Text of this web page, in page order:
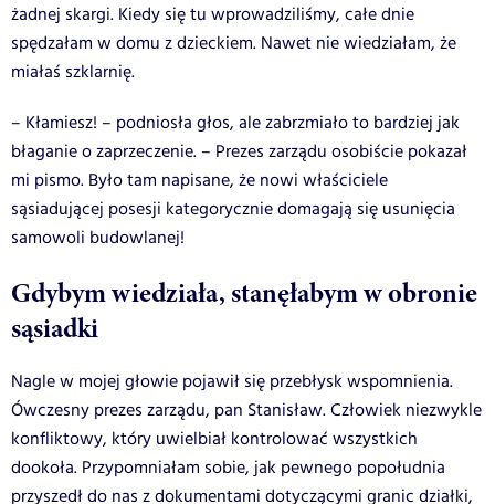
żadnej skargi. Kiedy się tu wprowadziliśmy, całe dnie
spędzałam w domu z dzieckiem. Nawet nie wiedziałam, że
miałaś szklarnię.
– Kłamiesz! – podniosła głos, ale zabrzmiało to bardziej jak
błaganie o zaprzeczenie. – Prezes zarządu osobiście pokazał
mi pismo. Było tam napisane, że nowi właściciele
sąsiadującej posesji kategorycznie domagają się usunięcia
samowoli budowlanej!
Gdybym wiedziała, stanęłabym w obronie
sąsiadki
Nagle w mojej głowie pojawił się przebłysk wspomnienia.
Ówczesny prezes zarządu, pan Stanisław. Człowiek niezwykle
konfliktowy, który uwielbiał kontrolować wszystkich
dookoła. Przypomniałam sobie, jak pewnego popołudnia
przyszedł do nas z dokumentami dotyczącymi granic działki,